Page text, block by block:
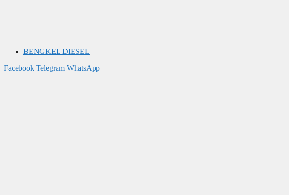
BENGKEL DIESEL
Facebook Telegram WhatsApp